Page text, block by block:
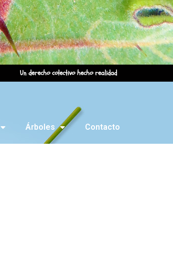
Un derecho colectivo hecho realidad
Árboles Contacto